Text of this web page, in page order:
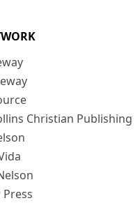
Christian Publishing